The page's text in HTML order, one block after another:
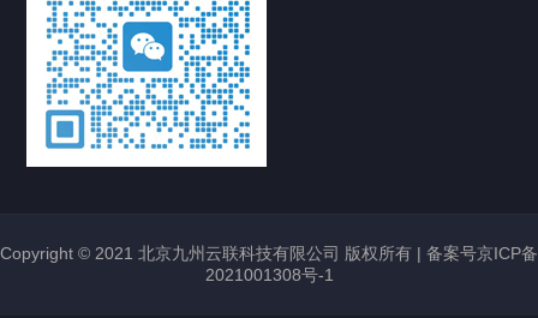
Copyright © 2021 北京九州云联科技有限公司 版权所有 | 备案号京ICP备
2021001308号-1